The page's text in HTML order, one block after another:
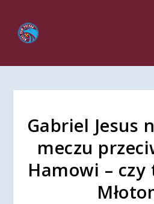
Gabriel Jesus
meczu
Hamowi – czy